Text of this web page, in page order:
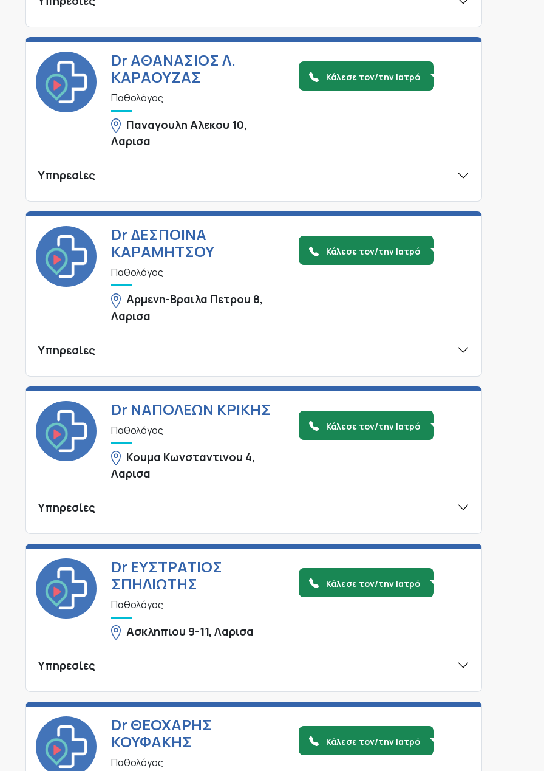
Dr ΑΘΑΝΑΣΙΟΣ Λ.
ΚΑΡΑΟΥΖΑΣ
Παθολόγος
Παναγουλη Αλεκου 10,
Λαρισα
Κάλεσε τον/την Ιατρό
Υπηρεσίες
Dr ΔΕΣΠΟΙΝΑ
ΚΑΡΑΜΗΤΣΟΥ
Παθολόγος
Αρμενη-Βραιλα Πετρου 8,
Λαρισα
Κάλεσε τον/την Ιατρό
Υπηρεσίες
Dr ΝΑΠΟΛΕΩΝ ΚΡΙΚΗΣ
Παθολόγος
Κουμα Κωνσταντινου 4,
Λαρισα
Κάλεσε τον/την Ιατρό
Υπηρεσίες
Dr ΕΥΣΤΡΑΤΙΟΣ
ΣΠΗΛΙΩΤΗΣ
Παθολόγος
Ασκληπιου 9-11, Λαρισα
Κάλεσε τον/την Ιατρό
Υπηρεσίες
Dr ΘΕΟΧΑΡΗΣ
ΚΟΥΦΑΚΗΣ
Παθολόγος
Κάλεσε τον/την Ιατρό